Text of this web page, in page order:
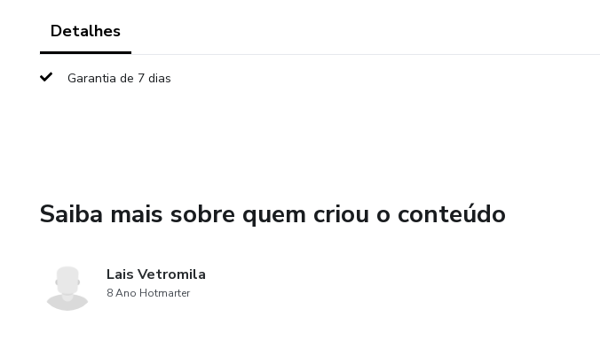
Detalhes
Garantia de 7 dias
Saiba mais sobre quem criou o conteúdo
Lais Vetromila
8 Ano Hotmarter